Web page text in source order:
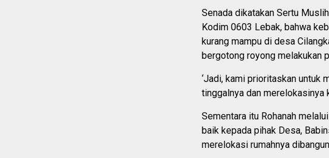
Senada dikatakan Sertu
Kodim 0603 Lebak, bahwa
kurang mampu di desa
bergotong royong melakukan
‘Jadi, kami prioritaskan untuk
tinggalnya dan merelokasinya
Sementara itu Rohanah
baik kepada pihak Desa,
merelokasi rumahnya